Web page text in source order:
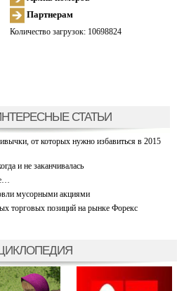
Партнерам
Количество загрузок: 10698824
СТАТЬИ
от которых нужно избавиться в 2015
и не заканчивалась
мусорными акциями
торговых позиций на рынке Форекс